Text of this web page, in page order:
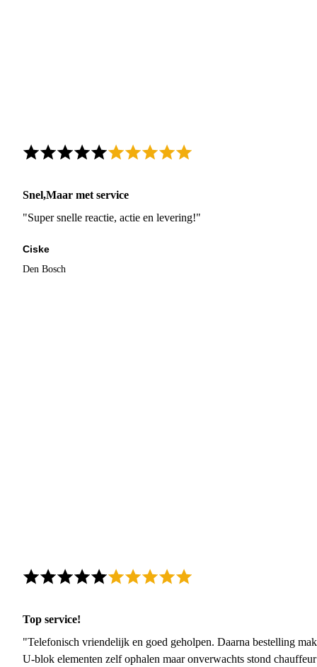
Snel,Maar met service
"Super snelle reactie, actie en levering!"
Ciske
Den Bosch
Top service!
"Telefonisch vriendelijk en goed geholpen. Daarna bestelling
U-blok elementen zelf ophalen maar onverwachts stond